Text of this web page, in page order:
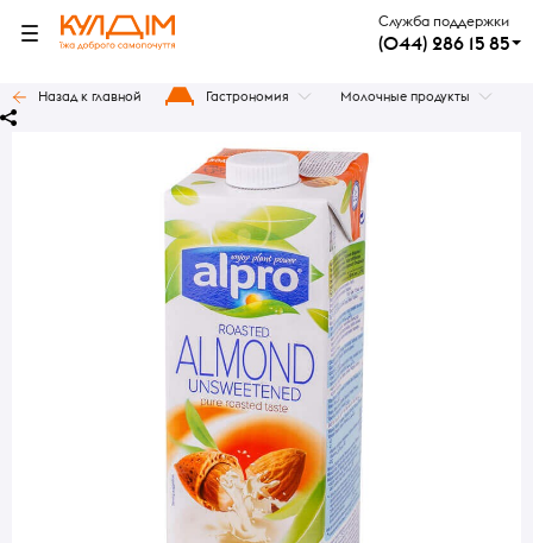
Служба поддержки
(044) 286 15 85
Назад к главной Гастрономия Молочные продукты